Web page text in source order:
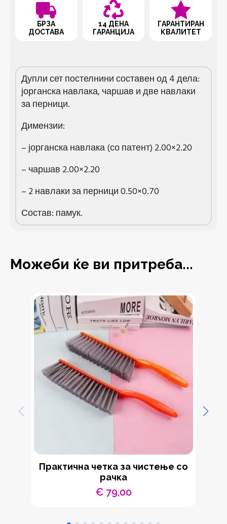
БРЗА
ДОСТАВА
14 ДЕНА
ГАРАНЦИЈА
ГАРАНТИРАН
КВАЛИТЕТ
Дупли сет постелнини составен од 4 дела:
јорганска навлака, чаршав и две навлаки
за перници.
Димензии:
– јорганска навлака (со патент) 2.00×2.20
– чаршав 2.00×2.20
– 2 навлаки за перници 0.50×0.70
Состав: памук.
Можеби ќе ви притреба...
Практична четка за чистење со
рачка
€79,00